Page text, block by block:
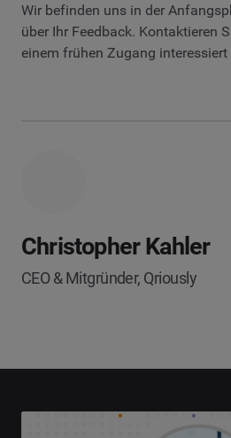
Wir befinden uns in der
über Ihr Feedback. Kontaktieren
einem frühen Zugang interessiert
Christopher Kahler
CEO & Mitgründer, Qriously